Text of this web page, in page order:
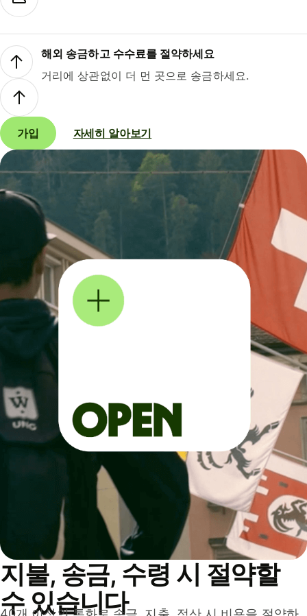
해외 송금하고 수수료를 절약하세요
거리에 상관없이 더 먼 곳으로 송금하세요.
가입 자세히 알아보기
지불, 송금, 수령 시 절약할
수 있습니다